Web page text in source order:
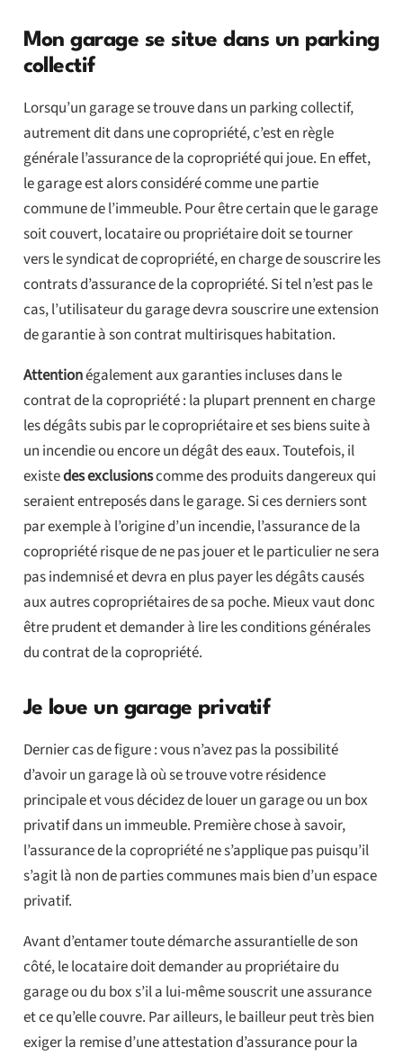
Mon garage se situe dans un parking
collectif
Lorsqu’un garage se trouve dans un parking collectif,
autrement dit dans une copropriété, c’est en règle
générale l’assurance de la copropriété qui joue. En effet,
le garage est alors considéré comme une partie
commune de l’immeuble. Pour être certain que le garage
soit couvert, locataire ou propriétaire doit se tourner
vers le syndicat de copropriété, en charge de souscrire les
contrats d’assurance de la copropriété. Si tel n’est pas le
cas, l’utilisateur du garage devra souscrire une extension
de garantie à son contrat multirisques habitation.
Attentionégalement aux garanties incluses dans le
contrat de la copropriété : la plupart prennent en charge
les dégâts subis par le copropriétaire et ses biens suite à
un incendie ou encore un dégât des eaux. Toutefois, il
existedes exclusionscomme des produits dangereux qui
seraient entreposés dans le garage. Si ces derniers sont
par exemple à l’origine d’un incendie, l’assurance de la
copropriété risque de ne pas jouer et le particulier ne sera
pas indemnisé et devra en plus payer les dégâts causés
aux autres copropriétaires de sa poche. Mieux vaut donc
être prudent et demander à lire les conditions générales
du contrat de la copropriété.
Je loue un garage privatif
Dernier cas de figure : vous n’avez pas la possibilité
d’avoir un garage là où se trouve votre résidence
principale et vous décidez de louer un garage ou un box
privatif dans un immeuble. Première chose à savoir,
l’assurance de la copropriété ne s’applique pas puisqu’il
s’agit là non de parties communes mais bien d’un espace
privatif.
Avant d’entamer toute démarche assurantielle de son
côté, le locataire doit demander au propriétaire du
garage ou du box s’il a lui-même souscrit une assurance
et ce qu’elle couvre. Par ailleurs, le bailleur peut très bien
exiger la remise d’une attestation d’assurance pour la